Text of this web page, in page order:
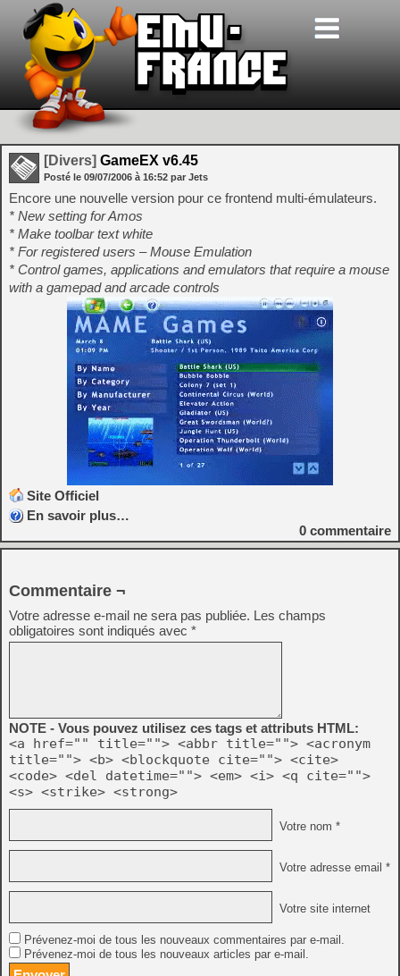
[Divers] GameEX v6.45
Posté le 09/07/2006 à 16:52 par Jets
Encore une nouvelle version pour ce frontend multi-émulateurs.
* New setting for Amos
* Make toolbar text white
* For registered users – Mouse Emulation
* Control games, applications and emulators that require a mouse
with a gamepad and arcade controls
Site Officiel
En savoir plus…
0 commentaire
Commentaire ¬
Votre adresse e-mail ne sera pas publiée. Les champs
obligatoires sont indiqués avec *
NOTE - Vous pouvez utilisez ces tags et attributs HTML:
<a href="" title=""> <abbr title=""> <acronym
title=""> <b> <blockquote cite=""> <cite>
<code> <del datetime=""> <em> <i> <q cite="">
<s> <strike> <strong>
Votre nom *
Votre adresse email *
Votre site internet
Prévenez-moi de tous les nouveaux commentaires par e-mail.
Prévenez-moi de tous les nouveaux articles par e-mail.